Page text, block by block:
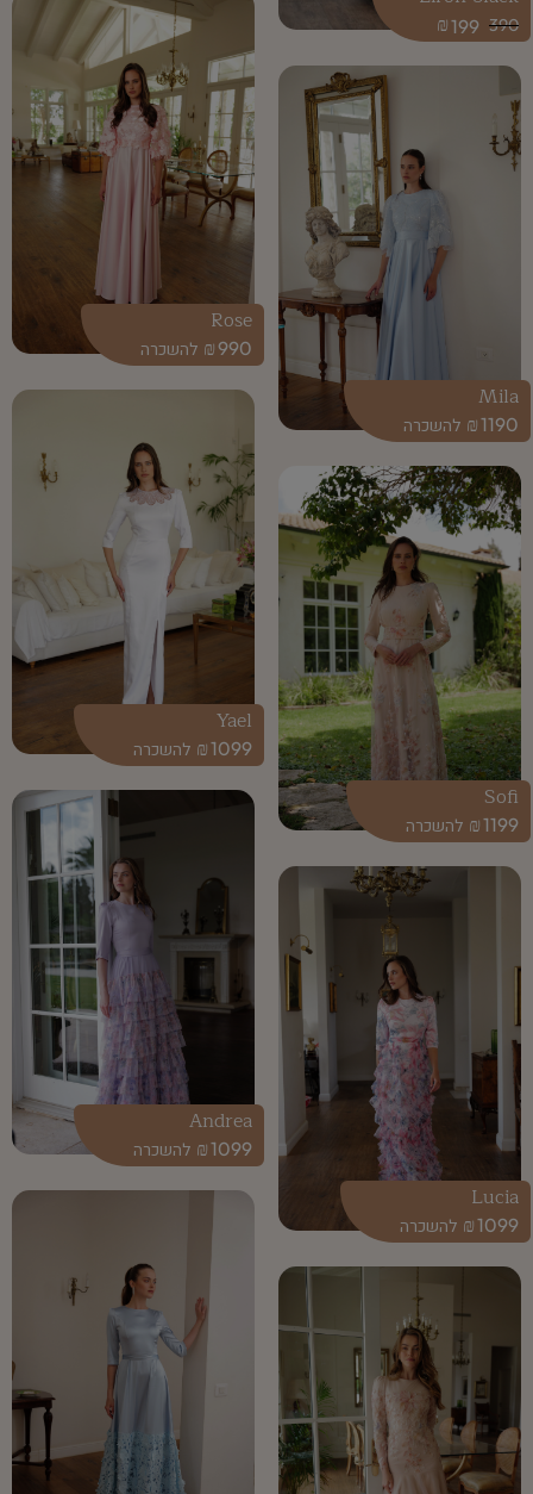
390
199
₪
1190
₪
Mila
990
₪
Rose
1199
₪
Sofi
1099
₪
Yael
1099
₪
Lucia
1099
₪
Andrea